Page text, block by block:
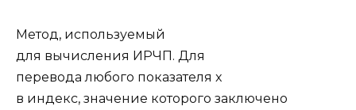
Метод, используемый
для вычисления ИРЧП. Для
перевода любого показателя x
в индекс, значение которого заключено